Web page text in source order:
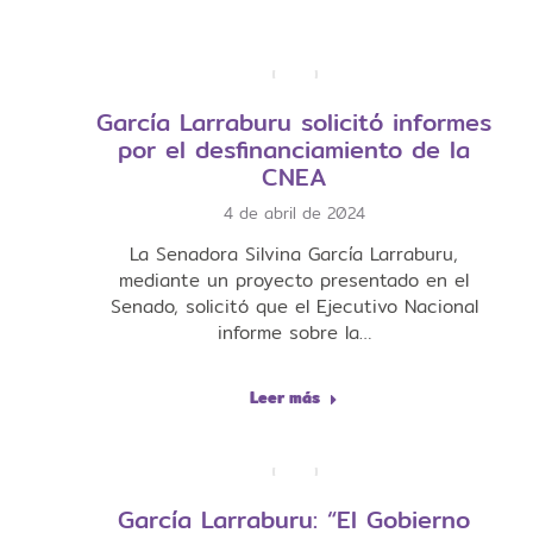
García Larraburu solicitó informes
por el desfinanciamiento de la
CNEA
4 de abril de 2024
La Senadora Silvina García Larraburu,
mediante un proyecto presentado en el
Senado, solicitó que el Ejecutivo Nacional
informe sobre la…
Leer más
García Larraburu: “El Gobierno